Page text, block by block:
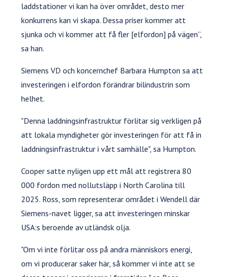
laddstationer vi kan ha över området, desto mer
konkurrens kan vi skapa. Dessa priser kommer att
sjunka och vi kommer att få fler [elfordon] på vägen”,
sa han.
Siemens VD och koncernchef Barbara Humpton sa att
investeringen i elfordon förändrar bilindustrin som
helhet.
"Denna laddningsinfrastruktur förlitar sig verkligen på
att lokala myndigheter gör investeringen för att få in
laddningsinfrastruktur i vårt samhälle", sa Humpton.
Cooper satte nyligen upp ett mål att registrera 80
000 fordon med nollutsläpp i North Carolina till
2025. Ross, som representerar området i Wendell där
Siemens-navet ligger, sa att investeringen minskar
USA:s beroende av utländsk olja.
"Om vi inte förlitar oss på andra människors energi,
om vi producerar saker här, så kommer vi inte att se